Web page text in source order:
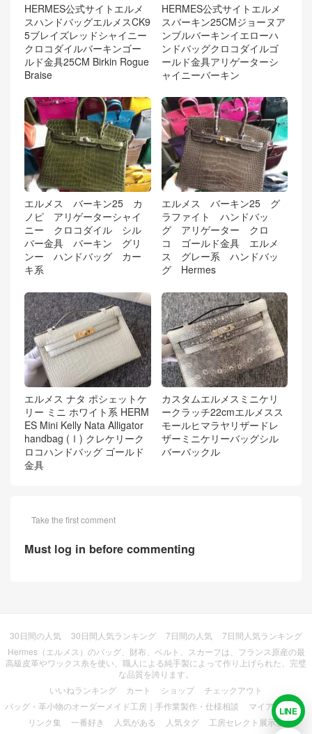
HERMES公式サイトエルメ
スハンドバッグエルメスCK9
5ブレイズレッドシャイニー
クロコダイルバーキンゴー
ルド金具25CM Birkin Rogue
Braise
HERMES公式サイトエルメ
スバーキン25CMジョーヌア
ンブルバーキンイエローハ
ンドバッグクロコダイルゴ
ールド金具アリゲーターシ
ャイニーバーキン
エルメス バーキン25 カ
ノピ アリゲーターシャイ
ニー クロコダイル シル
バー金具 バーキン グリ
ンー ハンドバッグ カー
キ系
エルメス バーキン25 グ
ラファイト ハンドバッ
グ アリゲーター クロ
コ ゴールド金具 エルメ
ス グレー系 ハンドバッ
グ Hermes
エルメス ナタ ポシェットケ
リー ミニ ホワイト系 HERM
ES Mini Kelly Nata Alligator
handbag (Ⅰ) クレケリーク
ロコハンドバッグ ゴールド
金具
カスタムエルメスミニケリ
ークラッチ22cmエルメスス
モールヒマラヤリザードレ
ザーミニケリーバッグシル
バーバックル
Take the first comment
Must log in before commenting
30日間の人気 30日間人気ランキング 7日間の人気
7日間人気ランキング
Hermes（エルメス）のバッグ、財布、ベルト、スカーフは、フランス原産の最
高級皮革やワックス糸を使い、職人による純手製によって作り上げられた、完璧
な品質を誇ります。
いいねランキング
カート ショップ
チェックアウト
バッグ・革小物のオーダーメイド工房｜手作業製作・仕様相談
マイアカウント
リンク集
一番好き 人気がある 人気タグ 工房セレクト展示室
LINE